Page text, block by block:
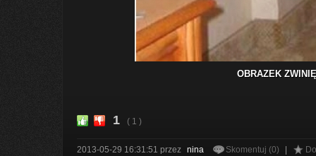
OBRAZEK
1 ( 1 )
2013-05-29 16:31:51 przez nina Skomentuj (0)